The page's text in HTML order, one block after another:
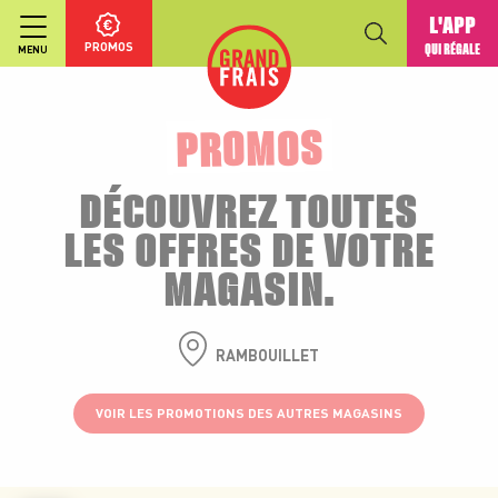
MENU PROMOS
L'APP
QUI RÉGALE
PROMOS
DÉCOUVREZ TOUTES
LES OFFRES DE VOTRE
MAGASIN.
RAMBOUILLET
VOIR LES PROMOTIONS DES AUTRES MAGASINS